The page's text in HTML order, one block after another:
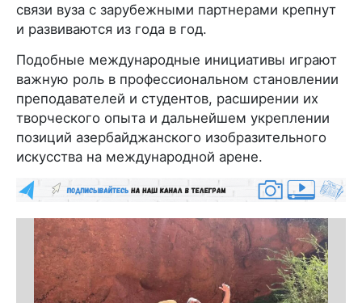
связи вуза с зарубежными партнерами крепнут
и развиваются из года в год.
Подобные международные инициативы играют
важную роль в профессиональном становлении
преподавателей и студентов, расширении их
творческого опыта и дальнейшем укреплении
позиций азербайджанского изобразительного
искусства на международной арене.